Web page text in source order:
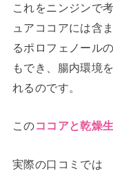
これをニンジンで
ュアココアには含
るポロフェノール
もでき、腸内環境
れるのです。
このココアと乾燥
実際の口コミでは